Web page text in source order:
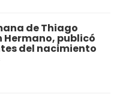
de Thiago
Hermano, publicó
del nacimiento